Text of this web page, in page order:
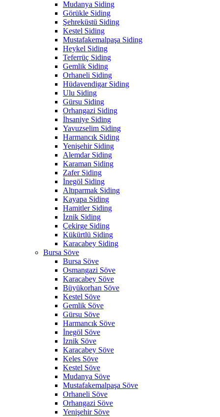
Mudanya Siding
Görükle Siding
Şehreküstü Siding
Kestel Siding
Mustafakemalpaşa Siding
Heykel Siding
Teferrüç Siding
Gemlik Siding
Orhaneli Siding
Hüdavendigar Siding
Ulu Siding
Gürsu Siding
Orhangazi Siding
İhsaniye Siding
Yavuzselim Siding
Harmancık Siding
Yenişehir Siding
Alemdar Siding
Karaman Siding
Zafer Siding
İnegöl Siding
Altıparmak Siding
Kayapa Siding
Hamitler Siding
İznik Siding
Çekirge Siding
Kükürtlü Siding
Karacabey Siding
Bursa Söve
Bursa Söve
Osmangazi Söve
Karacabey Söve
Büyükorhan Söve
Kestel Söve
Gemlik Söve
Gürsu Söve
Harmancık Söve
İnegöl Söve
İznik Söve
Karacabey Söve
Keles Söve
Kestel Söve
Mudanya Söve
Mustafakemalpaşa Söve
Orhaneli Söve
Orhangazi Söve
Yenişehir Söve